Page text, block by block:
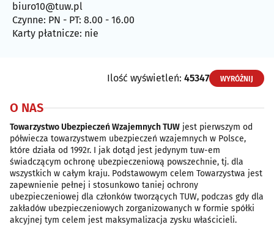
biuro10@tuw.pl
Czynne: PN - PT: 8.00 - 16.00
Karty płatnicze: nie
Ilość wyświetleń: 45347 WYRÓŻNIJ
O NAS
Towarzystwo Ubezpieczeń Wzajemnych TUW jest pierwszym od
półwiecza towarzystwem ubezpieczeń wzajemnych w Polsce,
które działa od 1992r. I jak dotąd jest jedynym tuw-em
świadczącym ochronę ubezpieczeniową powszechnie, tj. dla
wszystkich w całym kraju. Podstawowym celem Towarzystwa jest
zapewnienie pełnej i stosunkowo taniej ochrony
ubezpieczeniowej dla członków tworzących TUW, podczas gdy dla
zakładów ubezpieczeniowych zorganizowanych w formie spółki
akcyjnej tym celem jest maksymalizacja zysku właścicieli.